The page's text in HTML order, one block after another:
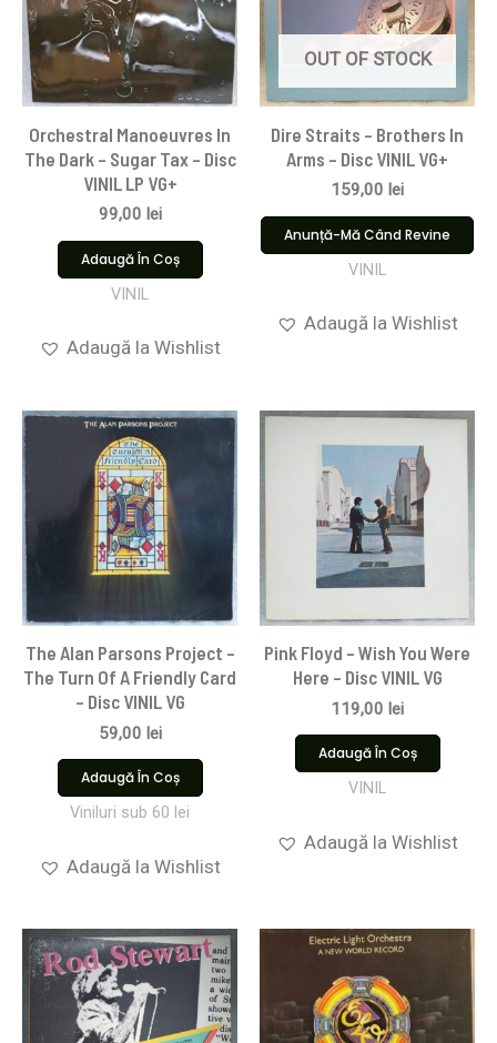
Orchestral Manoeuvres In
The Dark – Sugar Tax – Disc
VINIL LP VG+
99,00 lei
Adaugă În Coș
VINIL
Adaugă la Wishlist
OUT OF STOCK
Dire Straits ‎– Brothers In
Arms – Disc VINIL VG+
159,00 lei
Anunță-Mă Când Revine
VINIL
Adaugă la Wishlist
The Alan Parsons Project –
The Turn Of A Friendly Card
– Disc VINIL VG
59,00 lei
Adaugă În Coș
Viniluri sub 60 lei
Adaugă la Wishlist
Pink Floyd ‎– Wish You Were
Here – Disc VINIL VG
119,00 lei
Adaugă În Coș
VINIL
Adaugă la Wishlist